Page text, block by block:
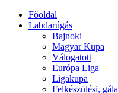
Főoldal
Labdarúgás
Bajnoki
Magyar Kupa
Válogatott
Európa Liga
Ligakupa
Felkészülési, gála